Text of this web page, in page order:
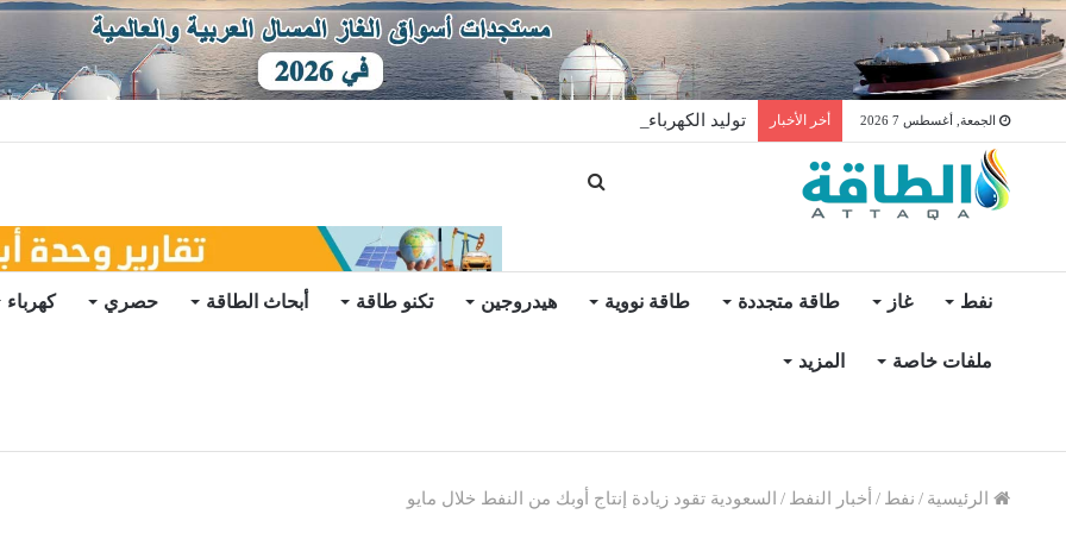
الجمعة, أغسطس 7 2026 أخر الأخبار توليد الكهرباء بالغاز في الإمارات يرتفع للعام الثاني
نفط غاز طاقة متجددة طاقة نووية هيدروجين تكنو طاقة أبحاث الطاقة حصري كهرباء
ملفات خاصة المزيد
الرئيسية / نفط / أخبار النفط / السعودية تقود زيادة إنتاج أوبك من النفط خلال مايو